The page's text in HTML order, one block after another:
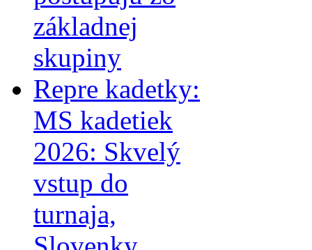
základnej
skupiny
Repre kadetky:
MS kadetiek
2026: Skvelý
vstup do
turnaja,